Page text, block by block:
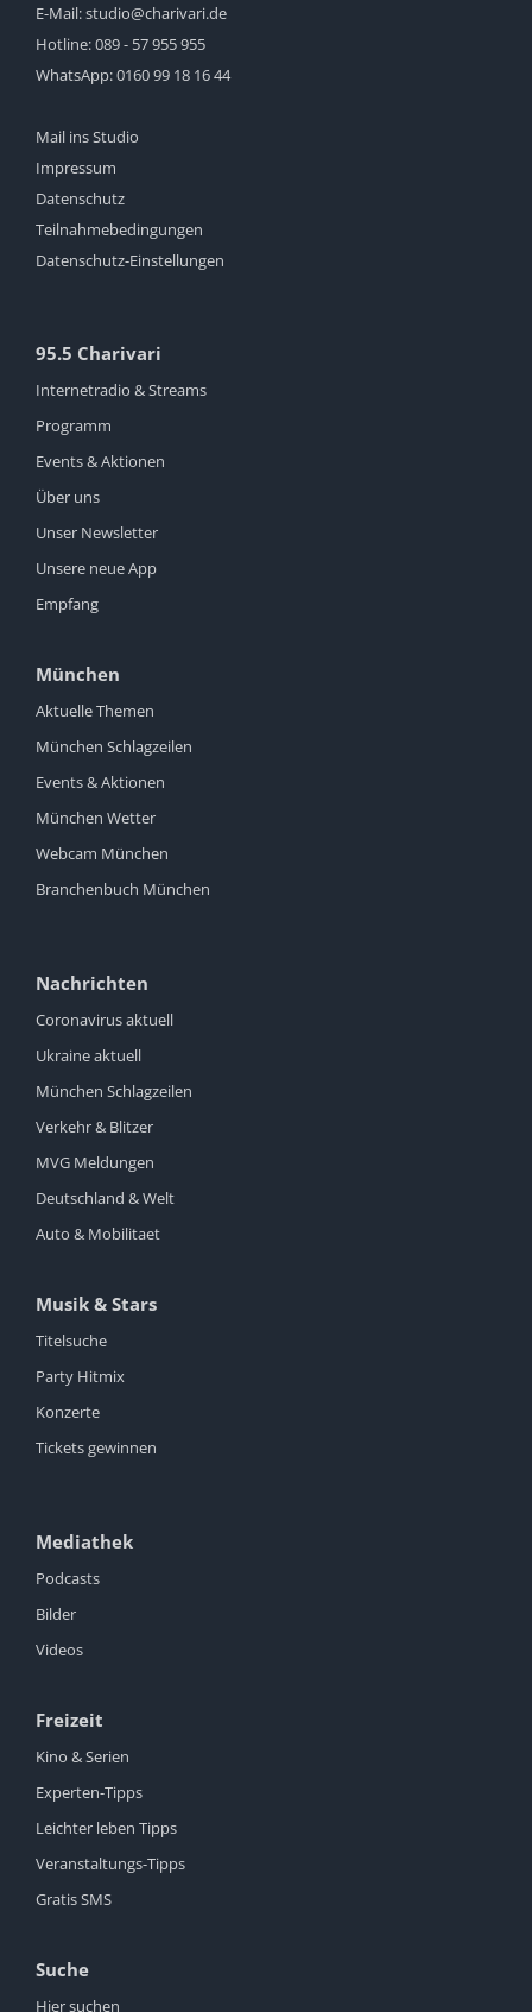
E-Mail:studio@charivari.de
Hotline:089 - 57 955 955
WhatsApp:0160 99 18 16 44
Mail ins Studio
Impressum
Datenschutz
Teilnahmebedingungen
Datenschutz-Einstellungen
95.5 Charivari
Internetradio & Streams
Programm
Events & Aktionen
Über uns
Unser Newsletter
Unsere neue App
Empfang
München
Aktuelle Themen
München Schlagzeilen
Events & Aktionen
München Wetter
Webcam München
Branchenbuch München
Nachrichten
Coronavirus aktuell
Ukraine aktuell
München Schlagzeilen
Verkehr & Blitzer
MVG Meldungen
Deutschland & Welt
Auto & Mobilitaet
Musik & Stars
Titelsuche
Party Hitmix
Konzerte
Tickets gewinnen
Mediathek
Podcasts
Bilder
Videos
Freizeit
Kino & Serien
Experten-Tipps
Leichter leben Tipps
Veranstaltungs-Tipps
Gratis SMS
Suche
Hier suchen